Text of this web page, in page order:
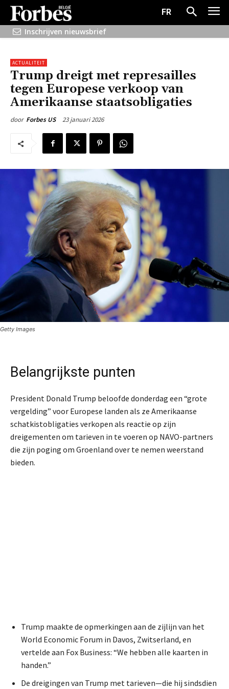
FR
Inschrijven nieuwsbrief
ACTUALITEIT
Trump dreigt met represailles
tegen Europese verkoop van
Amerikaanse staatsobligaties
door Forbes US 23 januari 2026
Getty Images
Belangrijkste punten
President Donald Trump beloofde donderdag een “grote
vergelding” voor Europese landen als ze Amerikaanse
schatkistobligaties verkopen als reactie op zijn
dreigementen om tarieven in te voeren op NAVO-partners
die zijn poging om Groenland over te nemen weerstand
bieden.
Trump maakte de opmerkingen aan de zijlijn van het
World Economic Forum in Davos, Zwitserland, en
vertelde aan Fox Business: “We hebben alle kaarten in
handen.”
De dreigingen van Trump met tarieven—die hij sindsdien